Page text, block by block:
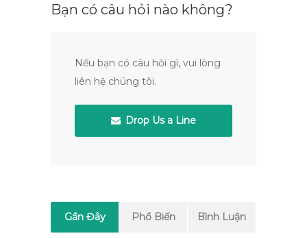
Bạn có câu hỏi nào không?
Nếu bạn có câu hỏi gì, vui lòng
liên hệ chúng tôi.
Drop Us a Line
Gần Đây Phổ Biến Bình Luận